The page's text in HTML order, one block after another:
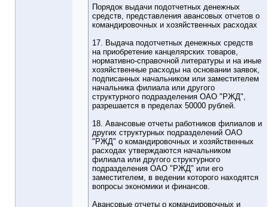
Порядок выдачи подотчетных денежных
средств, представления авансовых отчетов о
командировочных и хозяйственных расходах
17. Выдача подотчетных денежных средств
на приобретение канцелярских товаров,
нормативно-справочной литературы и на иные
хозяйственные расходы на основании заявок,
подписанных начальником или заместителем
начальника филиала или другого
структурного подразделения ОАО "РЖД",
разрешается в пределах 50000 рублей.
18. Авансовые отчеты работников филиалов и
других структурных подразделений ОАО
"РЖД" о командировочных и хозяйственных
расходах утверждаются начальником
филиала или другого структурного
подразделения ОАО "РЖД" или его
заместителем, в ведении которого находятся
вопросы экономики и финансов.
Авансовые отчеты о командировочных и